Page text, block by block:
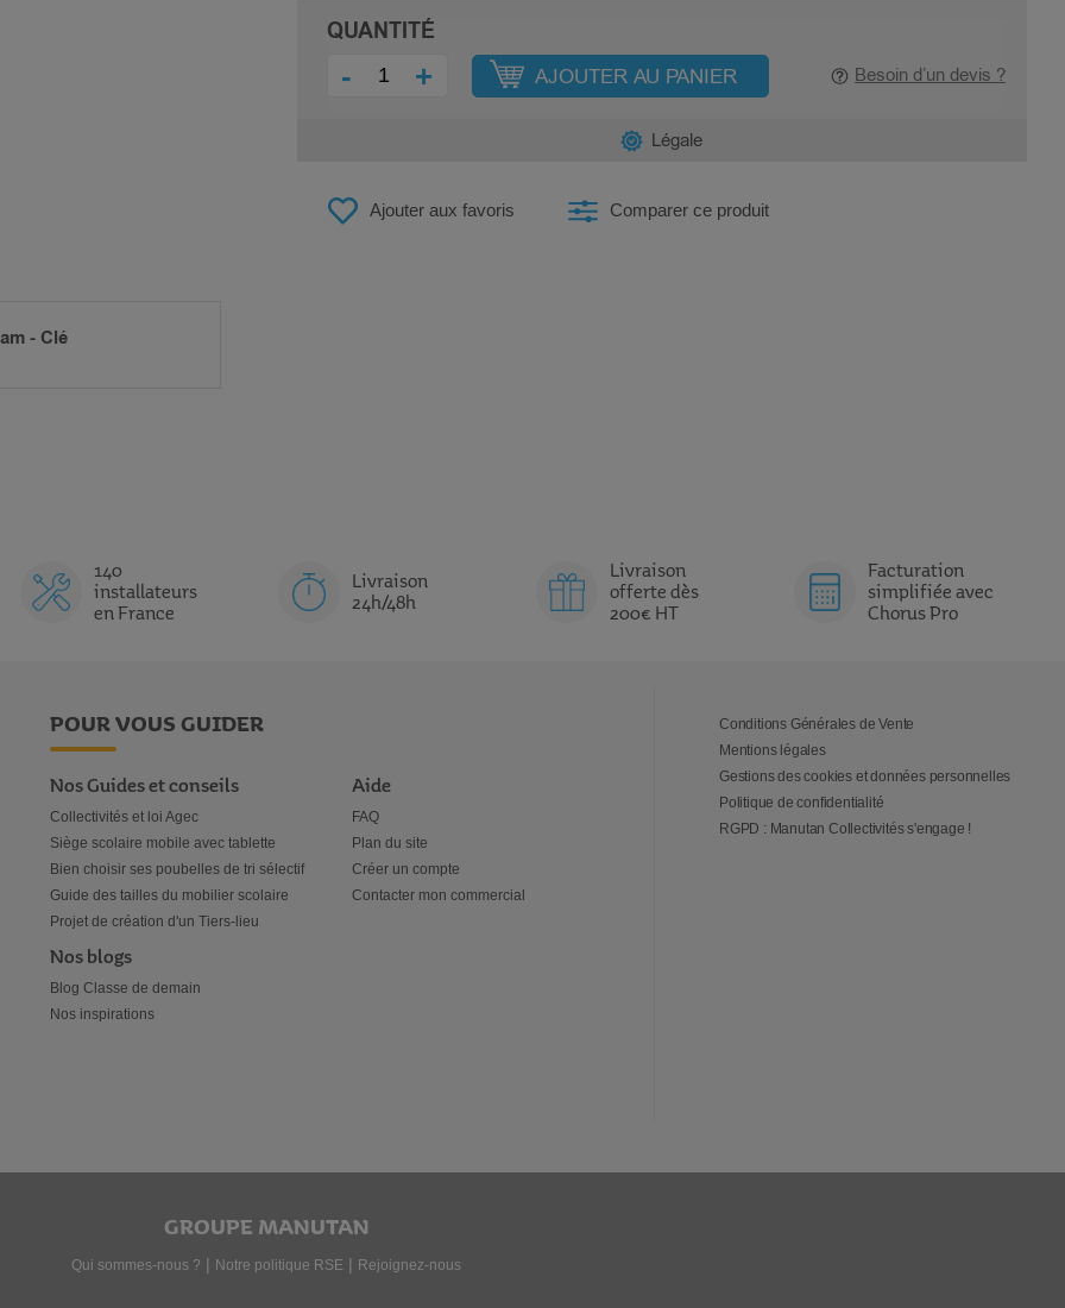
QUANTITÉ
- + AJOUTER AU PANIER Besoin d’un devis ?
Ajouter aux favoris Comparer ce produit
Légale
- Clé
140
installateurs
en France
Livraison
24h/48h
Livraison
offerte dès
200€ HT
Facturation
simplifiée avec
Chorus Pro
POUR VOUS GUIDER
Nos Guides et conseils
Collectivités et loi Agec
Siège scolaire mobile avec tablette
Bien choisir ses poubelles de tri sélectif
Guide des tailles du mobilier scolaire
Projet de création d'un Tiers-lieu
Nos blogs
Blog Classe de demain
Nos inspirations
Aide
FAQ
Plan du site
Créer un compte
Contacter mon commercial
Conditions Générales de Vente
Mentions légales
Gestions des cookies et données personnelles
Politique de confidentialité
RGPD : Manutan Collectivités s'engage !
GROUPE MANUTAN
Qui sommes-nous ? | Notre politique RSE | Rejoignez-nous